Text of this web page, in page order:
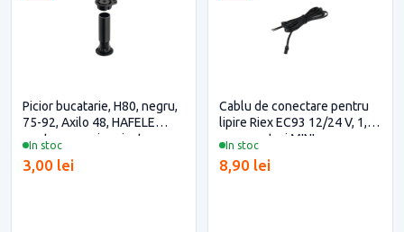
In stoc
Picior bucatarie, H80, negru,
75-92, Axilo 48, HAFELE
pentru casa si proiecte
3,00 lei
In stoc
Cablu de conectare pentru
lipire Riex EC93 12/24 V, 1,8
m, conectori MINI
8,90 lei